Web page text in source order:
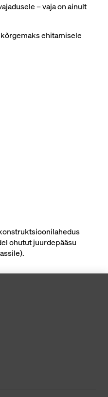
– vaja on ainult
ehitamisele
ohutut juurdepääsu